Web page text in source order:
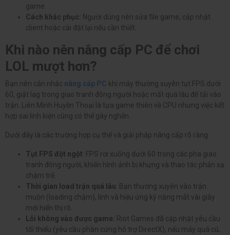
game.
Cách khắc phục: Người dùng nên sửa file game, cập nhật
client hoặc cài đặt lại nếu cần thiết.
Khi nào nên nâng cấp PC để chơi
LOL mượt hơn?
Bạn nên cân nhắc nâng cấp PC khi máy thường xuyên tụt FPS dưới
60, giật lag trong giao tranh đông người hoặc mất quá lâu để tải vào
trận. Liên Minh Huyền Thoại là tựa game thiên về CPU nhưng việc kết
hợp sai linh kiện cũng có thể gây nghẽn.
Dưới đây là các trường hợp cụ thể và giải pháp nâng cấp rõ ràng:
Tụt FPS đột ngột: FPS rơi xuống dưới 60 trong các pha giao
tranh đông người, khiến hình ảnh bị khựng và thao tác phản xạ
chậm trễ.
Thời gian load trận quá lâu: Bạn thường xuyên vào trận
muộn (loading chậm), lính và hiệu ứng kỹ năng mất vài giây
mới hiển thị rõ.
Lỗi không vào được game: Riot Games đã cập nhật yêu cầu
tối thiểu (yêu cầu phần cứng hỗ trợ DirectX), nếu máy quá cũ,